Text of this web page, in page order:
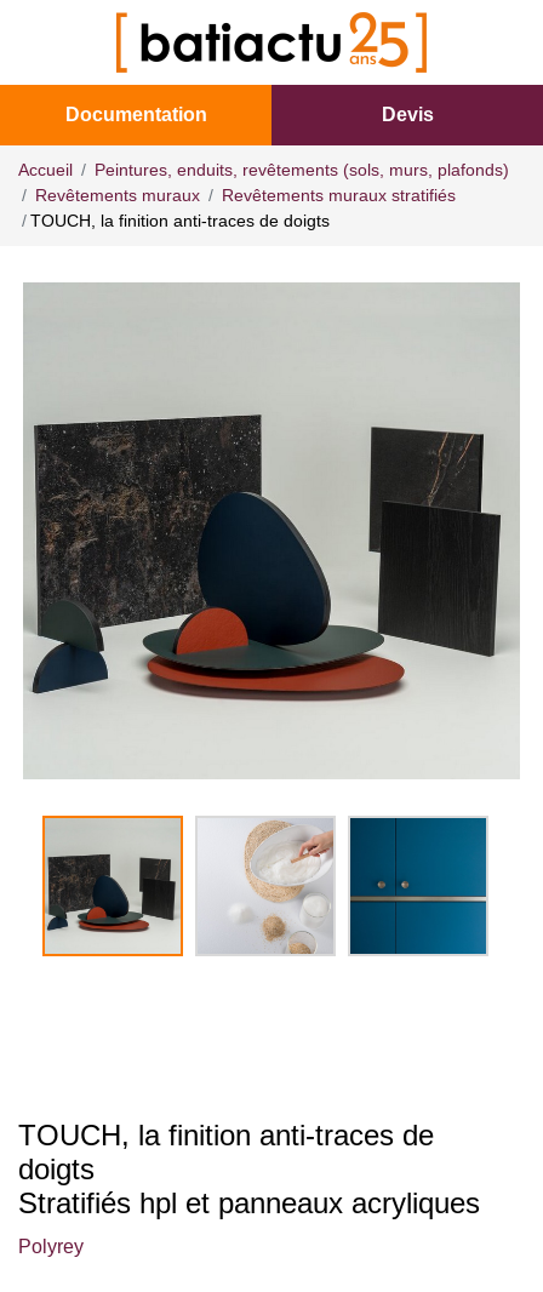
Documentation Devis
Accueil
Peintures, enduits, revêtements (sols, murs, plafonds)
Revêtements muraux
Revêtements muraux stratifiés
TOUCH, la finition anti-traces de doigts
TOUCH, la finition anti-traces de
doigts
Stratifiés hpl et panneaux acryliques
Polyrey